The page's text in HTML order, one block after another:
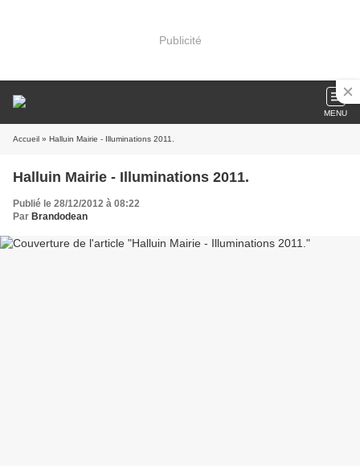
Publicité
MENU
Accueil » Halluin Mairie - Illuminations 2011.
Halluin Mairie - Illuminations 2011.
Publié le 28/12/2012 à 08:22
Par Brandodean